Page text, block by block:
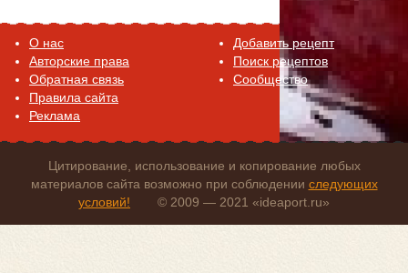
O нас
Авторские права
Обратная связь
Правила сайта
Реклама
Добавить рецепт
Поиск рецептов
Сообщество
Цитирование, использование и копирование любых
материалов сайта возможно при соблюдении следующих
условий!
© 2009 — 2021 «ideaport.ru»